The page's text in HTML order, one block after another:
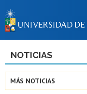
NOTICIAS
MÁS NOTICIAS